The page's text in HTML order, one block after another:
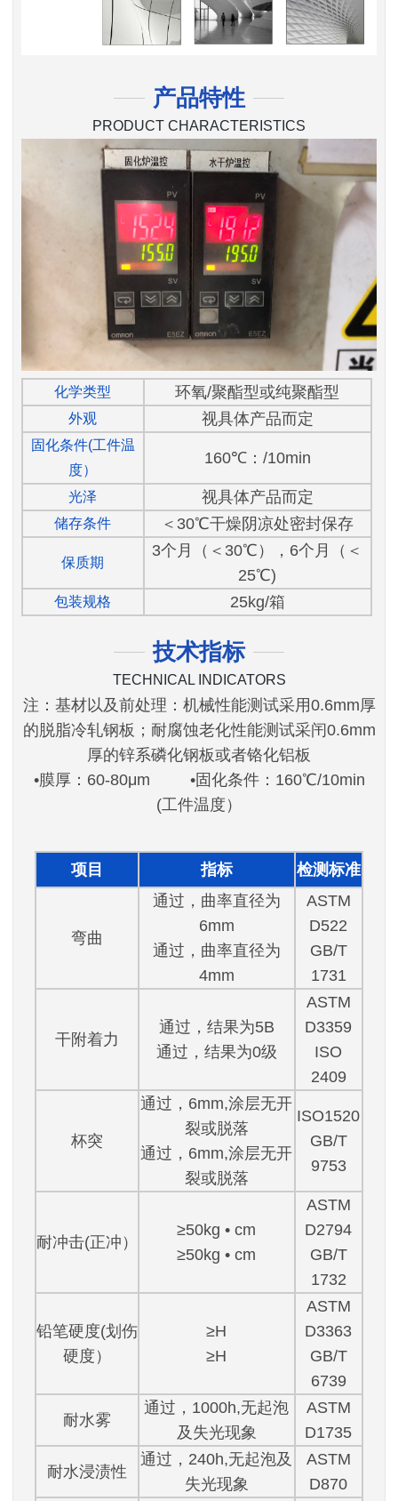
产品特性
PRODUCT CHARACTERISTICS
化学类型 环氧/聚酯型或纯聚酯型
外观 视具体产品而定
固化条件(工件温
度）
160℃：/10min
光泽 视具体产品而定
储存条件 ＜30℃干燥阴凉处密封保存
保质期
3个月（＜30℃），6个月（＜
25℃)
包装规格 25kg/箱
技术指标
TECHNICAL INDICATORS
注：基材以及前处理：机械性能测试采用0.6mm厚
的脱脂冷轧钢板；耐腐蚀老化性能测试采闬0.6mm
厚的锌系磷化钢板或者铬化铝板
•膜厚：60-80μm •固化条件：160℃/10min
(工件温度）
项目 指标 检测标准
弯曲
通过，曲率直径为
6mm
通过，曲率直径为
4mm
ASTM
D522
GB/T
1731
干附着力
通过，结果为5B
通过，结果为0级
ASTM
D3359
ISO
2409
杯突
通过，6mm,涂层无开
裂或脱落
通过，6mm,涂层无开
裂或脱落
ISO1520
GB/T
9753
耐冲击(正冲）
≥50kg • cm
≥50kg • cm
ASTM
D2794
GB/T
1732
铅笔硬度(划伤
硬度）
≥H
≥H
ASTM
D3363
GB/T
6739
耐水雾
通过，1000h,无起泡
及失光现象
ASTM
D1735
耐水浸渍性
通过，240h,无起泡及
失光现象
ASTM
D870